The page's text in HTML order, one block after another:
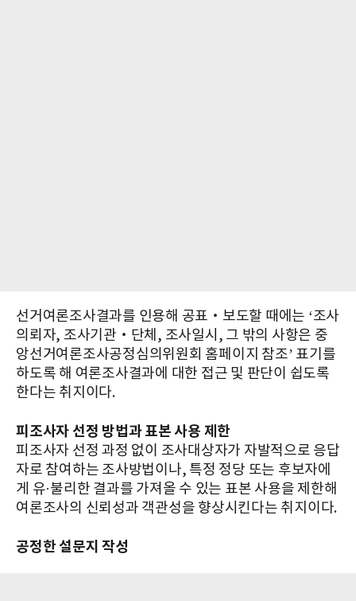
선거여론조사결과를 인용해 공표‧보도할 때에는 ‘조사
의뢰자, 조사기관‧단체, 조사일시, 그 밖의 사항은 중
앙선거여론조사공정심의위원회 홈페이지 참조’ 표기를
하도록 해 여론조사결과에 대한 접근 및 판단이 쉽도록
한다는 취지이다.
피조사자 선정 방법과표본 사용 제한
피조사자 선정 과정 없이 조사대상자가 자발적으로 응답
자로 참여하는 조사방법이나, 특정 정당 또는 후보자에
게 유·불리한 결과를 가져올 수 있는 표본 사용을 제한해
여론조사의 신뢰성과 객관성을 향상시킨다는 취지이다.
공정한 설문지 작성